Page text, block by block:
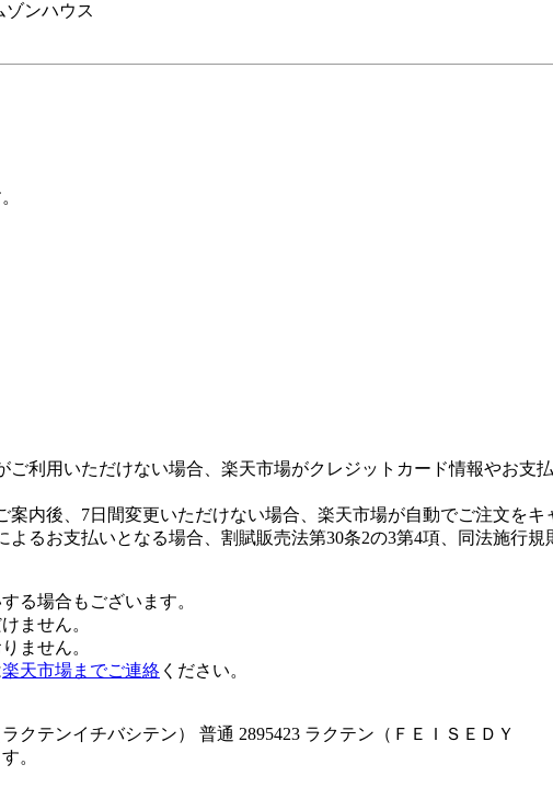
ンハウス
利用いただけない場合、楽天市場がクレジットカード情報やお支
内後、7日間変更いただけない場合、楽天市場が自動でご注文をキ
るお支払いとなる場合、割賦販売法第30条2の3第4項、同法施行
る場合もございます。
ません。
ません。
楽天市場までご連絡 ください。
クテンイチバシテン） 普通 2895423 ラクテン（ＦＥＩＳＥＤＹ
。